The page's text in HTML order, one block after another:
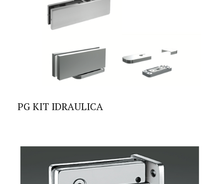
PG KIT IDRAULICA